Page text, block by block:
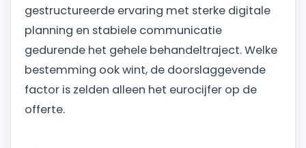
gestructureerde ervaring met sterke digitale
planning en stabiele communicatie
gedurende het gehele behandeltraject. Welke
bestemming ook wint, de doorslaggevende
factor is zelden alleen het eurocijfer op de
offerte.